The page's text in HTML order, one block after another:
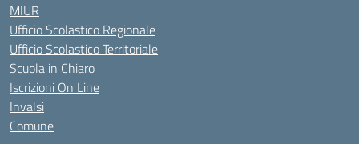
MIUR
Ufficio Scolastico Regionale
Ufficio Scolastico Territoriale
Scuola in Chiaro
Iscrizioni On Line
Invalsi
Comune